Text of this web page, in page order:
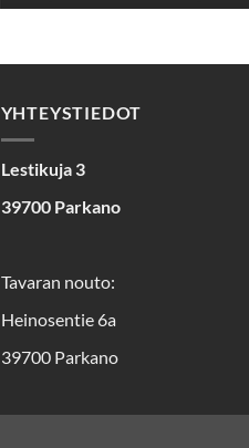
YHTEYSTIEDOT
Lestikuja 3
39700 Parkano
Tavaran nouto:
Heinosentie 6a
39700 Parkano